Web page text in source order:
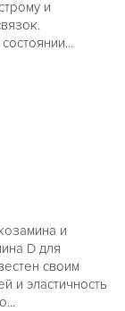
и
и
D для
своим
и эластичность